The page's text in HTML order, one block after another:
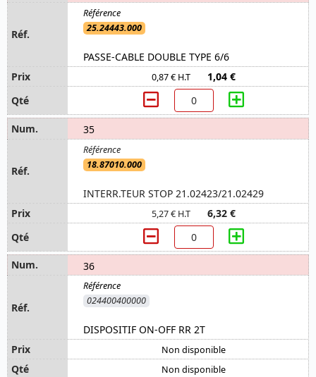
25.24443.000
PASSE-CABLE DOUBLE TYPE 6/6
0,87 € H.T 1,04 €
35
18.87010.000
INTERR.TEUR STOP 21.02423/21.02429
5,27 € H.T 6,32 €
36
024400400000
DISPOSITIF ON-OFF RR 2T
Non disponible
Non disponible